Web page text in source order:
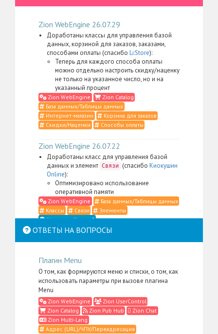
Zion WebEngine 26.07.29
Доработаны классы для управления базой
данных, корзиной для заказов, заказами,
способами оплаты (спасибо Li:Store):
Теперь для каждого способа оплаты
можно отдельно настроить скидку/наценку
не только на указанное число, но и на
указанный процент
Zion WebEngine
Zion Catalog
База данных/Таблицы данных
Интернет-магазин
Корзина для заказов
Скидки/Наценки
Способы оплаты
Zion WebEngine 26.07.22
Доработаны класс для управления базой
данных и элемент Связи (спасибо Киокушин
Online):
Оптимизировано использование
оперативной памяти
Zion WebEngine
База данных/Таблицы данных
Классы
Связи
Элементы
Что такое Классы?
Zion WebEngine 26.07.21
контентом, элемент
меню администратора для пакета Zion
, а также административные
скрипты и CSS-определения (спасибо
случаях, когда в административном
интерфейсе нужно отобразить
подразделы только одного надраздела:
В том числе теперь нет необходимости
ОТВЕТЫ НА ВОПРОСЫ
Плагин Menu
О том, как формируются меню и списки, о том, как
использовать параметры при вызове плагина
Menu
Zion WebEngine
Zion UserControl
Zion Catalog
Zion Pub Hub
Zion Chat
Zion Multi-Lang
Адрес (URL)/ЧПУ/Переадресация